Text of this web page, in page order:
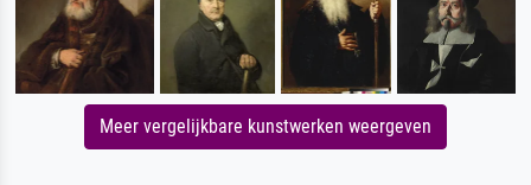
Meer vergelijkbare kunstwerken weergeven